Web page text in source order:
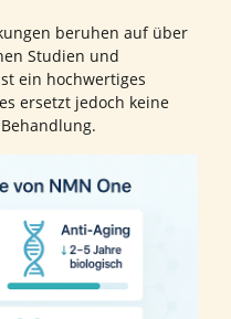
beruhen auf über
Studien und
ein hochwertiges
ersetzt jedoch keine